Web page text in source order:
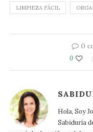
LIMPIEZA FÁCIL
0
0
Hola, Soy
Sabiduría